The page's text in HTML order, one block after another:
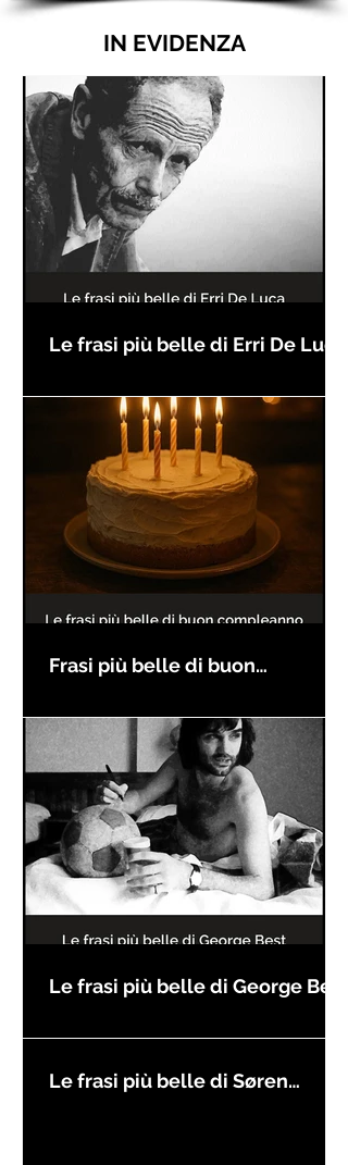
IN EVIDENZA
Le frasi più belle di Erri De Luca
Frasi più belle di buon
Le frasi più belle di George Best
Le frasi più belle di Søren